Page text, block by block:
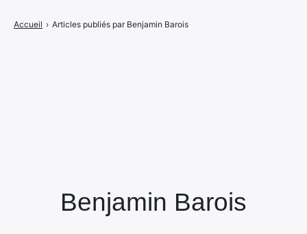
Benjamin Barois
Accueil › Articles publiés par Benjamin Barois